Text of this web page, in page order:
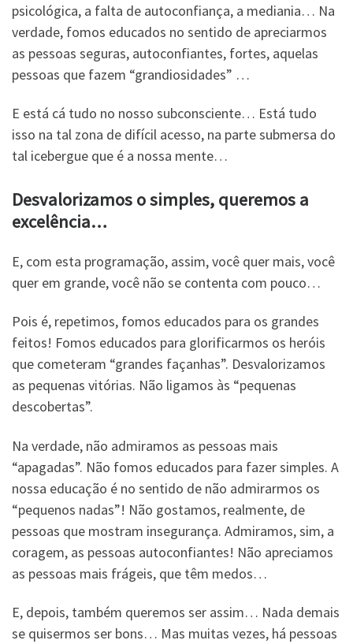
psicológica, a falta de autoconfiança, a mediania… Na
verdade, fomos educados no sentido de apreciarmos
as pessoas seguras, autoconfiantes, fortes, aquelas
pessoas que fazem “grandiosidades” …
E está cá tudo no nosso subconsciente… Está tudo
isso na tal zona de difícil acesso, na parte submersa do
tal icebergue que é a nossa mente…
Desvalorizamos o simples, queremos a
excelência…
E, com esta programação, assim, você quer mais, você
quer em grande, você não se contenta com pouco…
Pois é, repetimos, fomos educados para os grandes
feitos! Fomos educados para glorificarmos os heróis
que cometeram “grandes façanhas”. Desvalorizamos
as pequenas vitórias. Não ligamos às “pequenas
descobertas”.
Na verdade, não admiramos as pessoas mais
“apagadas”. Não fomos educados para fazer simples. A
nossa educação é no sentido de não admirarmos os
“pequenos nadas”! Não gostamos, realmente, de
pessoas que mostram insegurança. Admiramos, sim, a
coragem, as pessoas autoconfiantes! Não apreciamos
as pessoas mais frágeis, que têm medos…
E, depois, também queremos ser assim… Nada demais
se quisermos ser bons… Mas muitas vezes, há pessoas